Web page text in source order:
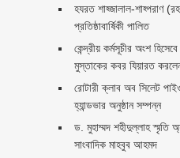
হযরত শাহ্জালাল-শাহ্পরাণ
প্রতিষ্ঠাবার্ষিকী পালিত ‎​
কেন্দ্রীয় কর্মসূচীর অংশ
মুস্তাকের কবর যিয়ারত করলেন
রোটারী ক্লাব অব সিলেট
হ্যান্ডভার অনুষ্ঠান সম্পন্ন
ড. মুহাম্মদ শহীদুল্লাহ স্মৃতি
সাংবাদিক মাহবুব আহমদ